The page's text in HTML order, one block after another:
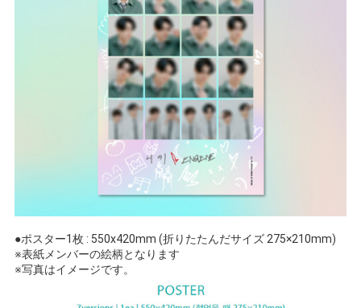
●ポスター1枚 : 550x420mm (折りたたんだサイズ 275×210mm)
※表紙メンバーの絵柄となります
※写真はイメージです。